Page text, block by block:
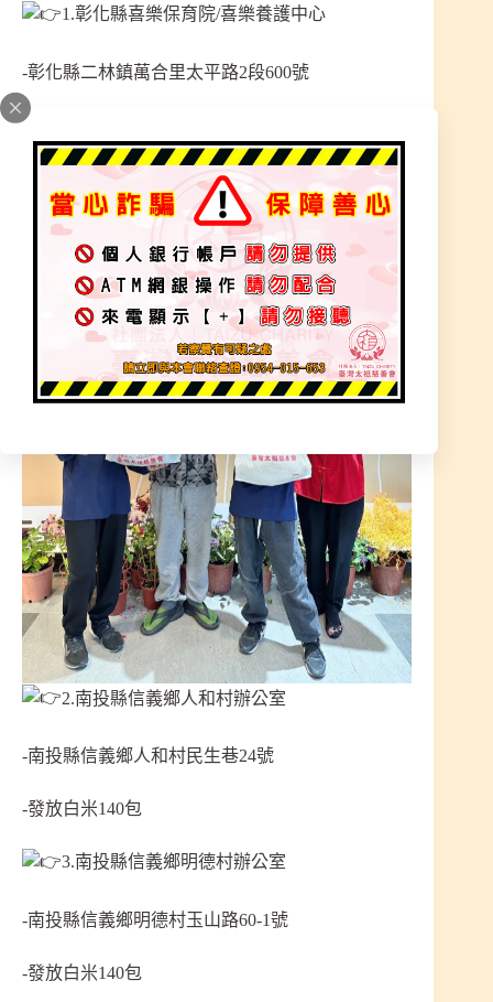
1.彰化縣喜樂保育院/喜樂養護中心
-彰化縣二林鎮萬合里太平路2段600號
-發放白米200包
2.南投縣信義鄉人和村辦公室
-南投縣信義鄉人和村民生巷24號
-發放白米140包
3.南投縣信義鄉明德村辦公室
-南投縣信義鄉明德村玉山路60-1號
-發放白米140包